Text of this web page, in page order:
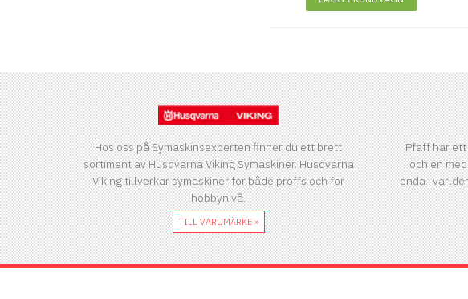
Hos oss på Symaskinsexperten finner du ett brett
sortiment av Husqvarna Viking Symaskiner. Husqvarna
Viking tillverkar symaskiner för både proffs och för
hobbynivå.
TILL VARUMÄRKE »
Pfaff har ett
och en
enda i